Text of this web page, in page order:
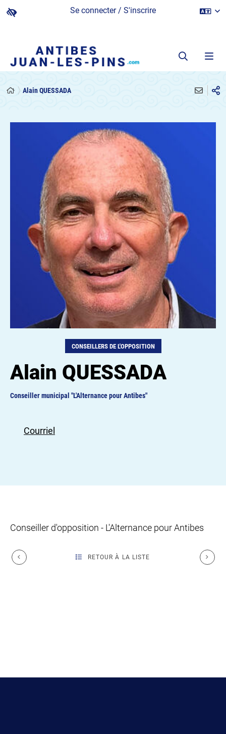
Se connecter / S'inscrire
Alain QUESSADA
CONSEILLERS DE L'OPPOSITION
Alain QUESSADA
Conseiller municipal "L'Alternance pour Antibes"
Courriel
Conseiller d'opposition - L'Alternance pour Antibes
RETOUR À LA LISTE